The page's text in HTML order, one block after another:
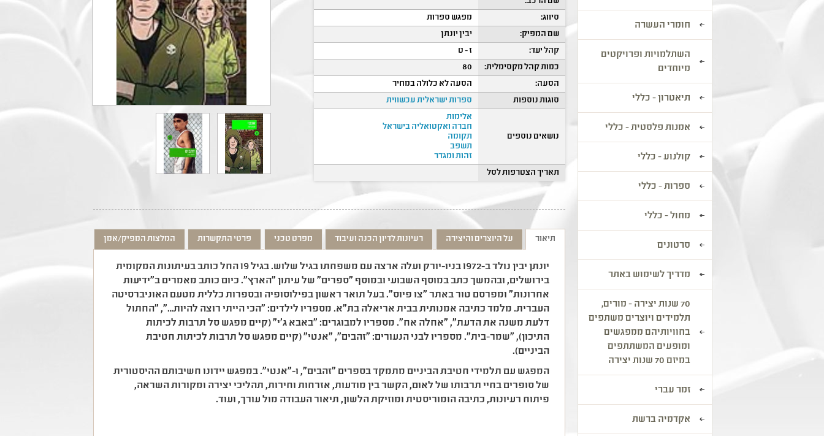
סיווג:
מפגש ספרות
שם המפיק:
יבין יונתן
קהל יעד:
ז - ט
כמות קהל מקסימלית:
80
הסעה:
הסעה לא כלולה במחיר
סוגות נוספות
ספרות ישראלית עכשווית
נושאים נוספים
אלימות
חברה ואקטואליה בישראל
תקומה
תשפב
זהות ומגדר
תאריך הצטרפות לסל
תיאור על היוצרים והיצירה רעיונות לדיון הכנה ועיבוד מפרט טכני פרטי התקשרות המלצות המפיק/אמן
יונתן יבין נולד ב-1972 בניו-יורק ועלה ארצה עם משפחתו בגיל שלוש. בגיל 19 החל כותב בעיתונות המקומית
בירושלים, ובהמשך כתב במוסף השבועי ובמוסף "ספרים" של עיתון "הארץ". כיום כותב מאמרים ב"ידיעות
אחרונות" ומפרסם טור באתר "צו פיוס". בעל תואר ראשון בפילוסופיה ובספרות כללית מטעם האוניברסיטה
העברית. מלמד כתיבה אמנותית בבית אריאלה בת"א. מספריו לילדים: "הכי הייתי רוצה להיות…", "החתול
דלעת משנה את הדעת", "אחלה אח". מספריו למבוגרים: "באבא ג'י" (קיים מפגש סל תרבות לכיתות
התיכון), "שמר-בית". מספריו לבני הנעורים: "זהבים", "אנטי" (קיים מפגש סל תרבות לכיתות חטיבת
הביניים).
המפגש עם תלמידי חטיבת הביניים מתמקד בספרים "זהבים", ו-"אנטי". במפגש יידונו חשיבותם ההיסטורית
של סופרים בחיי תרבותו של לאום, הקשר בין מודעות, אזרחות וחירות, תהליכי יצירה ומקורות השראה,
פיתוח רעיונות, כתיבה הומוריסטית ומוזיקת הלשון, תיאור העבודה מול עורך, ועוד.
חומרי העשרה
השתלמויות ופרויקטים
מיוחדים
תיאטרון - כללי
אמנות פלסטית - כללי
קולנוע - כללי
ספרות - כללי
מחול - כללי
סרטונים
מדריך לשימוש באתר
70 שנות יצירה - מורים,
תלמידים ויוצרים משתפים
בחוויותיהם ממפגשים
ומופעים המשתתפים
במיזם 70 שנות יצירה
זמר עברי
אקדמיה ברשת